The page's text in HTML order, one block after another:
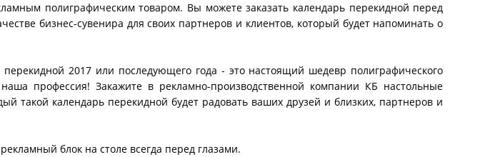
полиграфическим товаром. Вы можете заказать календарь перекидной перед
бизнес-сувенира для своих партнеров и клиентов, который будет напоминать о
2017 или последующего года - это настоящий шедевр полиграфического
профессия! Закажите в рекламно-производственной компании КБ настольные
такой календарь перекидной будет радовать ваших друзей и близких, партнеров и
блок на столе всегда перед глазами.